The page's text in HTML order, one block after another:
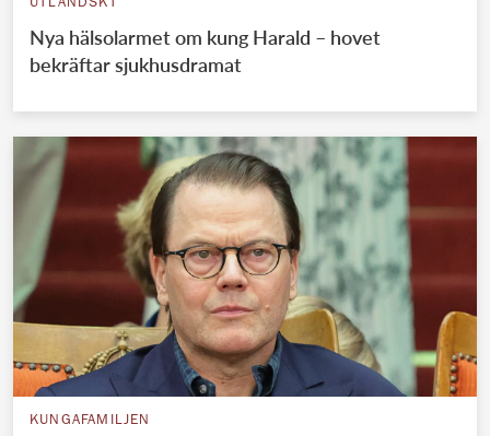
UTLÄNDSKT
Nya hälsolarmet om kung Harald – hovet
bekräftar sjukhusdramat
KUNGAFAMILJEN